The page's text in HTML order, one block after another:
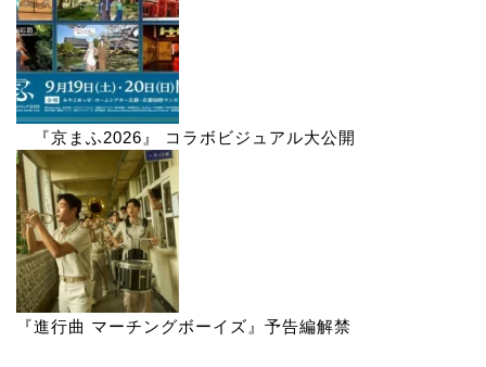
『京まふ2026』 コラボビジュアル大公開
『進行曲 マーチングボーイズ』予告編解禁